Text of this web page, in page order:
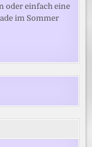
oder einfach eine
im Sommer